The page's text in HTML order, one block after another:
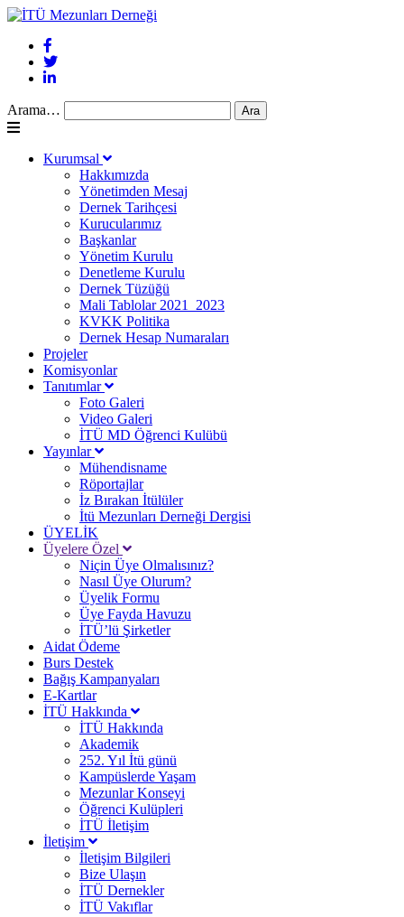
Arama…
Kurumsal
Hakkımızda
Yönetimden Mesaj
Dernek Tarihçesi
Kurucularımız
Başkanlar
Yönetim Kurulu
Denetleme Kurulu
Dernek Tüzüğü
Mali Tablolar 2021_2023
KVKK Politika
Dernek Hesap Numaraları
Projeler
Komisyonlar
Tanıtımlar
Foto Galeri
Video Galeri
İTÜ MD Öğrenci Kulübü
Yayınlar
Mühendisname
Röportajlar
İz Bırakan İtülüler
İtü Mezunları Derneği Dergisi
ÜYELİK
Üyelere Özel
Niçin Üye Olmalısınız?
Nasıl Üye Olurum?
Üyelik Formu
Üye Fayda Havuzu
İTÜ’lü Şirketler
Aidat Ödeme
Burs Destek
Bağış Kampanyaları
E-Kartlar
İTÜ Hakkında
İTÜ Hakkında
Akademik
252. Yıl İtü günü
Kampüslerde Yaşam
Mezunlar Konseyi
Öğrenci Kulüpleri
İTÜ İletişim
İletişim
İletişim Bilgileri
Bize Ulaşın
İTÜ Dernekler
İTÜ Vakıflar